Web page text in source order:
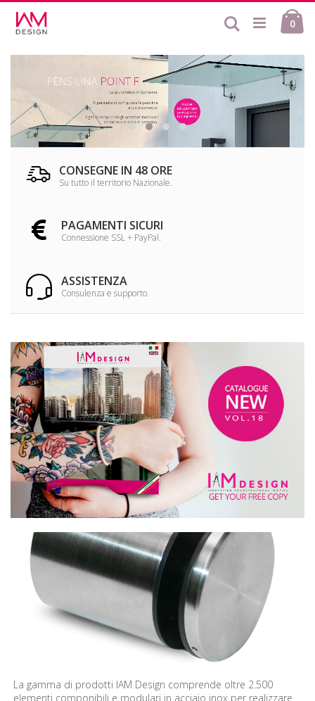
contenuto
0
Cerca
CONSEGNE IN 48 ORE
Su tutto il territorio Nazionale.
PAGAMENTI SICURI
Connessione SSL + PayPal.
ASSISTENZA
Consulenza e supporto.
La gamma di prodotti IAM Design comprende oltre 2.500
elementi componibili e modulari in acciaio inox per realizzare